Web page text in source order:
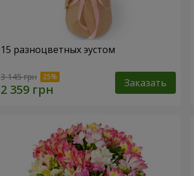
15 разноцветных эустом
3 145 грн Заказать